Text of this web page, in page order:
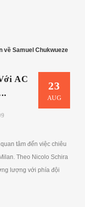
23
AUG
AC
tâm đến việc chiêu
Theo Nicolo Schira
lượng với phía đội